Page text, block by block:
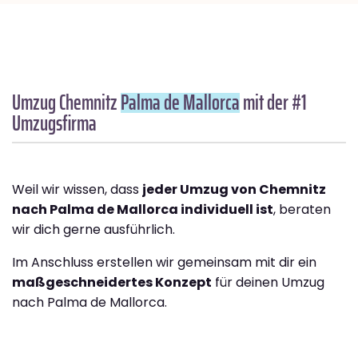
Umzug ChemnitzPalma de Mallorcamit der #1
Umzugsfirma
Weil wir wissen, dass jeder Umzug von Chemnitz
nach Palma de Mallorca individuell ist, beraten
wir dich gerne ausführlich.
Im Anschluss erstellen wir gemeinsam mit dir ein
maßgeschneidertes Konzept für deinen Umzug
nach Palma de Mallorca.